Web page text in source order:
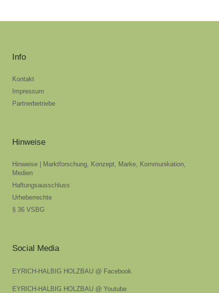
Info
Kontakt
Impressum
Partnerbetriebe
Hinweise
Hinweise | Marktforschung, Konzept, Marke, Kommunikation,
Medien
Haftungsausschluss
Urheberrechte
§ 36 VSBG
Social Media
EYRICH-HALBIG HOLZBAU @ Facebook
EYRICH-HALBIG HOLZBAU @ Youtube